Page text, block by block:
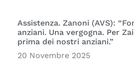
Assistenza. Zanoni (AVS):
anziani. Una vergogna. Per
prima dei nostri anziani.”
20 Novembre 2025